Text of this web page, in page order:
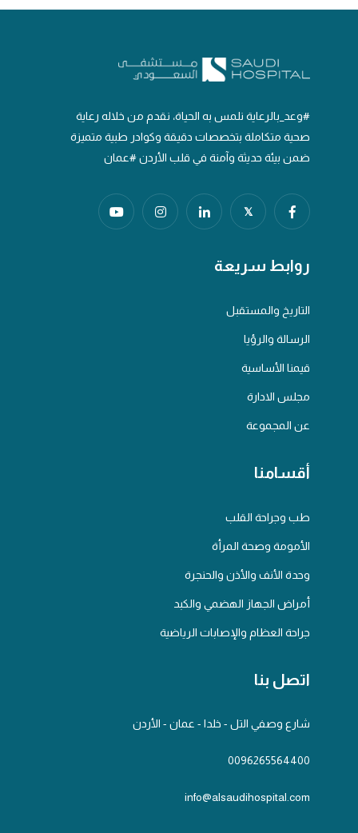
#وعد_بالرعاية نلمس به الحياة، نقدم من خلاله رعاية
صحية متكاملة بتخصصات دقيقة وكوادر طبية متميزة
ضمن بيئة حديثة وآمنة في قلب الأردن #عمان
𝕏
روابط سريعة
التاريخ والمستقبل
الرسالة والرؤيا
قيمنا الأساسية
مجلس الادارة
عن المجموعة
أقسامنا
طب وجراحة القلب
الأمومة وصحة المرأة
وحدة الأنف والأذن والحنجرة
أمراض الجهاز الهضمي والكبد
جراحة العظام والإصابات الرياضية
اتصل بنا
شارع وصفي التل - خلدا - عمان - الأردن
0096265564400
info@alsaudihospital.com